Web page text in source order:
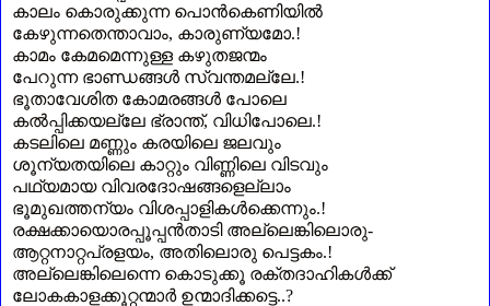
കാലം കൊരുക്കുന്ന പൊൻകെണിയിൽ
കേഴുന്നതെന്താവാം, കാരുണ്യമോ.!
കാമം കേമമെന്നുള്ള കഴുതജന്മം
പേറുന്ന ഭാണ്ഡങ്ങൾ സ്വന്തമല്ലേ.!
ഭൂതാവേശിത കോമരങ്ങൾ പോലെ
കൽപ്പിക്കയല്ലേ ഭ്രാന്ത്‌, വിധിപോലെ.!
കടലിലെ മണ്ണും കരയിലെ ജലവും
ശൂന്യതയിലെ കാറ്റും വിണ്ണിലെ വിടവും
പഥ്യമായ വിവരദോഷങ്ങളെല്ലാം
ഭൂമുഖത്തന്യം വിശപ്പാളികൾക്കെന്നും.!
രക്ഷക്കായൊരപ്പൂപ്പൻതാടി അല്ലെങ്കിലൊരു-
ആറ്റനാറ്റപ്രളയം, അതിലൊരു പെട്ടകം.!
അല്ലെങ്കിലെന്നെ കൊടുക്കൂ രക്തദാഹികൾക്ക്‌
ലോകകാളക്കൂറ്റന്മാർ ഉന്മാദിക്കട്ടെ..?